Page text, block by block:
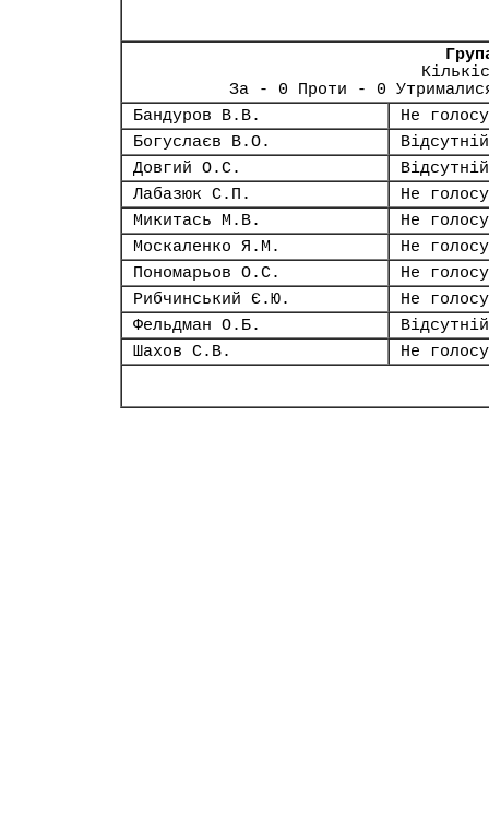
За - 0 Проти - 0
Бандуров В.В.
Не
Богуслаєв В.О.
Відсутній
Довгий О.С.
Відсутній
Лабазюк С.П.
Не
Микитась М.В.
Не
Москаленко Я.М.
Не
Пономарьов О.С.
Не
Рибчинський Є.Ю.
Не
Фельдман О.Б.
Відсутній
Шахов С.В.
Не